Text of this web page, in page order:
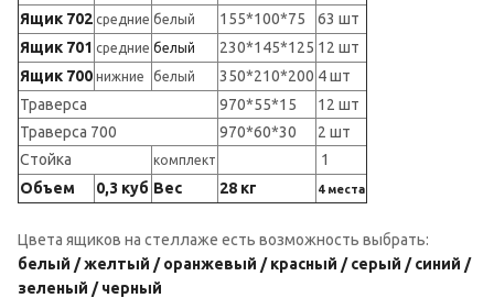
Ящик 702 средние белый 155*100*75
63 шт
Ящик 701 средние белый 230*145*125 12 шт
Ящик 700 нижние белый 350*210*200 4 шт
Траверса
970*55*15
12 шт
Траверса 700
970*60*30
2 шт
Стойка
комплект
1
Объем
0,3 куб Вес 28 кг 4 места
Цвета ящиков на стеллаже есть возможность выбрать:
белый / желтый / оранжевый / красный / серый / синий /
зеленый / черный